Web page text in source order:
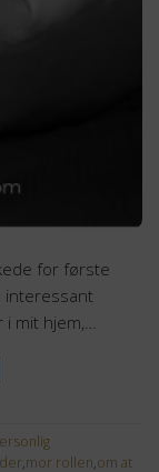
for første
interessant
mit hjem,…
,mor rollen,om at